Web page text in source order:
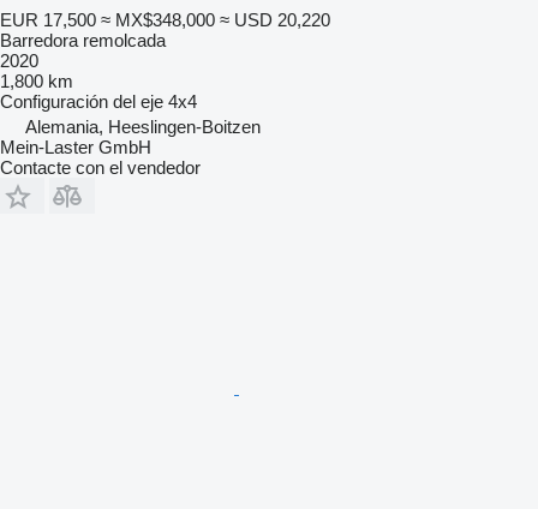
EUR 17,500 ≈ MX$348,000 ≈ USD 20,220
Barredora remolcada
2020
1,800 km
Configuración del eje 4x4
Alemania, Heeslingen-Boitzen
Mein-Laster GmbH
Contacte con el vendedor